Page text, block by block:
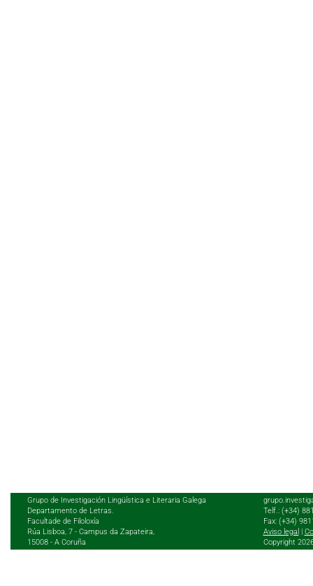
Grupo de Investigación Lingüística e Literaria Galega
Departamento de Letras.
Facultade de Filoloxía
Rúa Lisboa, 7 - Campus da Zapateira,
15008 - A Coruña
Telf.: (+34)
Fax: (+34)
Aviso legal
Copyright